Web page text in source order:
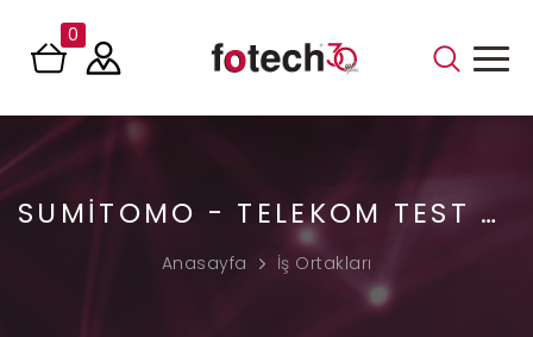
0
SUMITOMO - TELEKOM TEST VE ÖLÇÜM CIHAZLARI
Anasayfa İş Ortakları